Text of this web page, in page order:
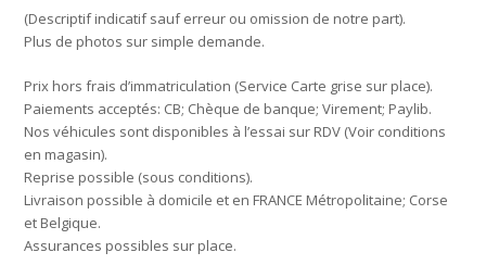
(Descriptif indicatif sauf erreur ou omission de notre part).
Plus de photos sur simple demande.
Prix hors frais d’immatriculation (Service Carte grise sur place).
Paiements acceptés: CB; Chèque de banque; Virement; Paylib.
Nos véhicules sont disponibles à l’essai sur RDV (Voir conditions
en magasin).
Reprise possible (sous conditions).
Livraison possible à domicile et en FRANCE Métropolitaine; Corse
et Belgique.
Assurances possibles sur place.